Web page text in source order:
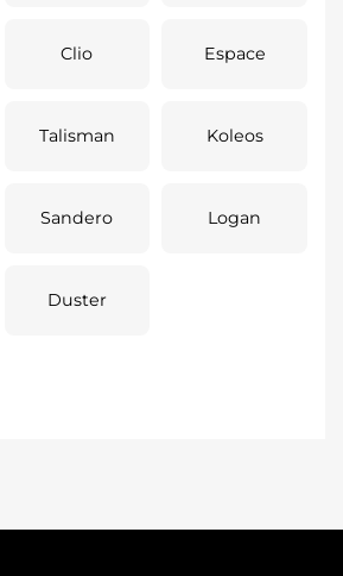
Clio Espace
Talisman Koleos
Sandero Logan
Duster